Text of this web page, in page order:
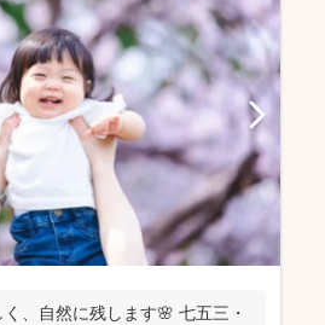
く、自然に残します🌸 七五三・